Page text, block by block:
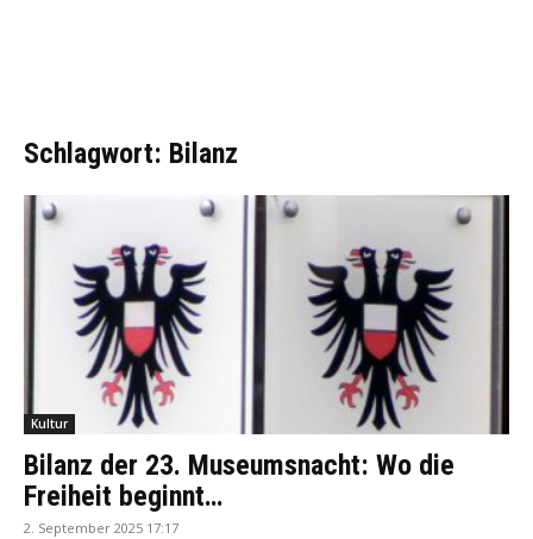
Schlagwort: Bilanz
Kultur
Bilanz der 23. Museumsnacht: Wo die
Freiheit beginnt…
2. September 2025 17:17